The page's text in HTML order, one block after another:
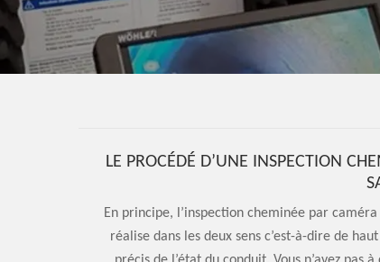
LE PROCÉDÉ D’UNE INSPECTION
En principe, l’inspection cheminée par
réalise dans les deux sens c’est-à-dire de